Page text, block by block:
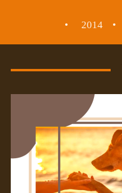
2014